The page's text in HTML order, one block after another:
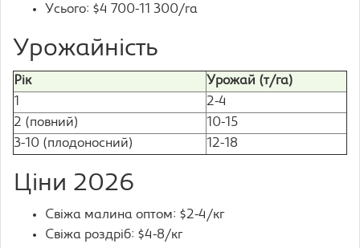
Усього: $4 700-11 300/га
Урожайність
Рік
Урожай (т/га)
1
2-4
2 (повний)
10-15
3-10 (плодоносний)
12-18
Ціни 2026
Свіжа малина оптом: $2-4/кг
Свіжа роздріб: $4-8/кг